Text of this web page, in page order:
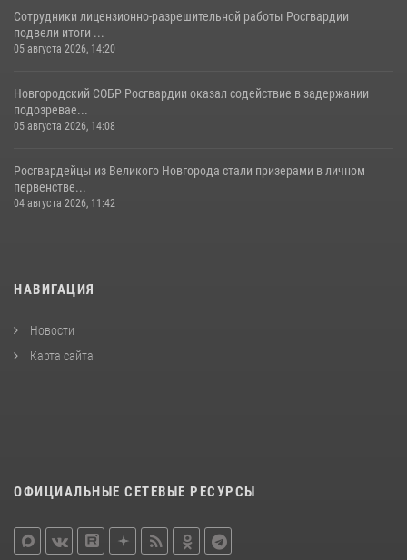
Сотрудники лицензионно-разрешительной работы Росгвардии
подвели итоги ...
05 августа 2026, 14:20
Новгородский СОБР Росгвардии оказал содействие в задержании
подозревае...
05 августа 2026, 14:08
Росгвардейцы из Великого Новгорода стали призерами в личном
первенстве...
04 августа 2026, 11:42
НАВИГАЦИЯ
Новости
Карта сайта
ОФИЦИАЛЬНЫЕ СЕТЕВЫЕ РЕСУРСЫ